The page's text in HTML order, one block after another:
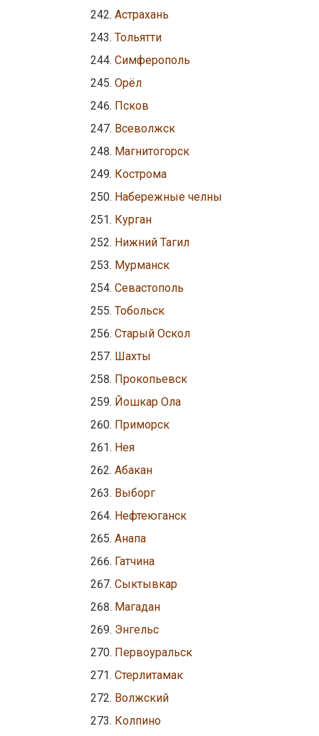
Астрахань
Тольятти
Симферополь
Орёл
Псков
Всеволжск
Магнитогорск
Кострома
Набережные челны
Курган
Нижний Тагил
Мурманск
Севастополь
Тобольск
Старый Оскол
Шахты
Прокопьевск
Йошкар Ола
Приморск
Нея
Абакан
Выборг
Нефтеюганск
Анапа
Гатчина
Сыктывкар
Магадан
Энгельс
Первоуральск
Стерлитамак
Волжский
Колпино